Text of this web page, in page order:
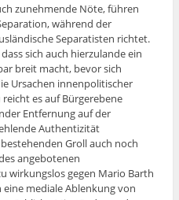
zunehmende Nöte, führen
während der
Separatisten richtet.
sich auch hierzulande ein
breit macht, bevor sich
Ursachen innenpolitischer
es auf Bürgerebene
Entfernung auf der
Authentizität
Groll auch noch
angebotenen
wirkungslos gegen Mario Barth
mediale Ablenkung von